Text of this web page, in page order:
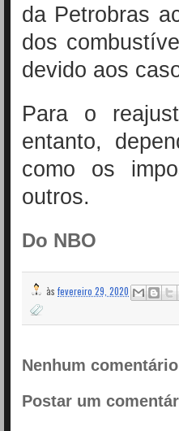
da Petrobras
dos
devido aos
Para o
entanto,
como os
outros.
Do NBO
às fevereiro 29, 2020
Nenhum
Postar um